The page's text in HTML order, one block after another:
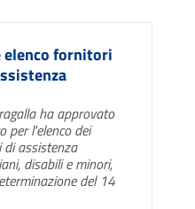
elenco fornitori
ha approvato
per l'elenco dei
assistenza
disabili e minori,
del 14